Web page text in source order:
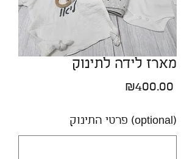
מארז לידה לתינוק
₪400.00
פרטי התינוק (optional)